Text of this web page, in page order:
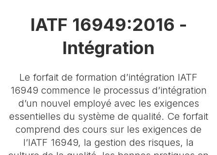
IATF 16949:2016 -
Intégration
Le forfait de formation d’intégration IATF
16949 commence le processus d’intégration
d’un nouvel employé avec les exigences
essentielles du système de qualité. Ce forfait
comprend des cours sur les exigences de
l’IATF 16949, la gestion des risques, la